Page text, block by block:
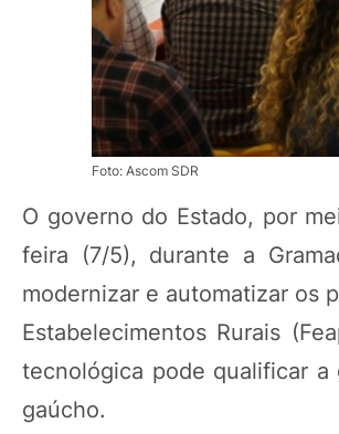
Foto: Ascom SDR
O governo do Estado, por
feira (7/5), durante a
modernizar e automatizar os
Estabelecimentos Rurais
tecnológica pode qualificar
gaúcho.